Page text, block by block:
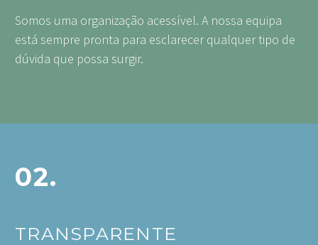
Somos uma organização acessível. A nossa equipa
está sempre pronta para esclarecer qualquer tipo de
dúvida que possa surgir.
02.
TRANSPARENTE